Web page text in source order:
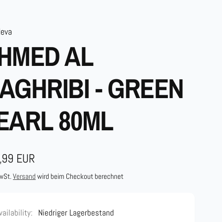
AL
- GREEN
80ML
EUR
Versand wird beim Checkout berechnet
Niedriger Lagerbestand